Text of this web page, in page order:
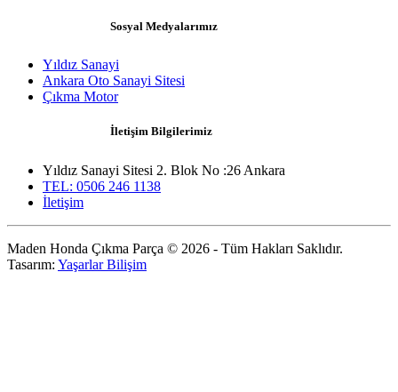
Sosyal Medyalarımız
Yıldız Sanayi
Ankara Oto Sanayi Sitesi
Çıkma Motor
İletişim Bilgilerimiz
Yıldız Sanayi Sitesi 2. Blok No :26 Ankara
TEL: 0506 246 1138
İletişim
Maden Honda Çıkma Parça © 2026 - Tüm Hakları Saklıdır.
Tasarım: Yaşarlar Bilişim